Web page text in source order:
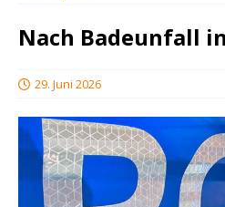
Nach Badeunfall
29. Juni 2026